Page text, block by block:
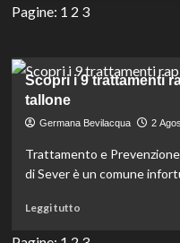
più
del
cervello:
fisici,
cognitivi
emotivi
Pagine: 1 2 3
Scopri i 9 trattamenti
tallone
Germana Bevilacqua 2
Trattamento e
di Sever è un comune
Leggi tuttoLeggi
più